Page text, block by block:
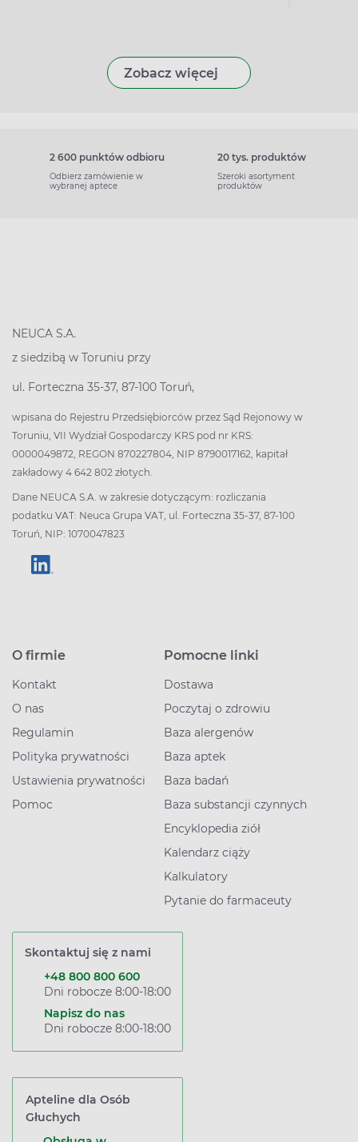
Zobacz więcej
2 600 punktów odbioru
Odbierz zamówienie w
wybranej aptece
20 tys. produktów
Szeroki asortyment
produktów
NEUCA S.A.
z siedzibą w Toruniu przy
ul. Forteczna 35-37, 87-100 Toruń,
wpisana do Rejestru Przedsiębiorców przez Sąd Rejonowy w
Toruniu, VII Wydział Gospodarczy KRS pod nr KRS:
0000049872, REGON 870227804, NIP 8790017162, kapitał
zakładowy 4 642 802 złotych.
Dane NEUCA S.A. w zakresie dotyczącym: rozliczania
podatku VAT: Neuca Grupa VAT, ul. Forteczna 35-37, 87-100
Toruń, NIP: 1070047823
O firmie
Kontakt
O nas
Regulamin
Polityka prywatności
Ustawienia prywatności
Pomoc
Pomocne linki
Dostawa
Poczytaj o zdrowiu
Baza alergenów
Baza aptek
Baza badań
Baza substancji czynnych
Encyklopedia ziół
Kalendarz ciąży
Kalkulatory
Pytanie do farmaceuty
Skontaktuj się z nami
+48 800 800 600
Dni robocze 8:00-18:00
Napisz do nas
Dni robocze 8:00-18:00
Apteline dla Osób
Głuchych